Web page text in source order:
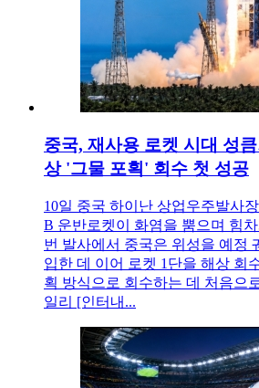
중국, 재사용 로켓 시대 성
상 '그물 포획' 회수 첫 성공
10일 중국 하이난 상업우주발사
B 운반로켓이 화염을 뿜으며 힘
번 발사에서 중국은 위성을 예정
입한 데 이어 로켓 1단을 해상 회
획 방식으로 회수하는 데 처음으
일리 [인터내...